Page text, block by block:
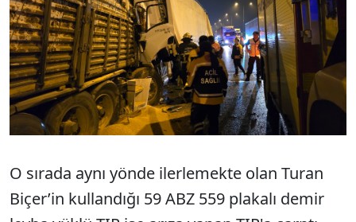
O sırada aynı yönde ilerlemekte olan Turan
Biçer’in kullandığı 59 ABZ 559 plakalı demir